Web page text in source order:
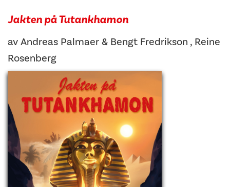
Jakten på Tutankhamon
av Andreas Palmaer & Bengt Fredrikson , Reine
Rosenberg